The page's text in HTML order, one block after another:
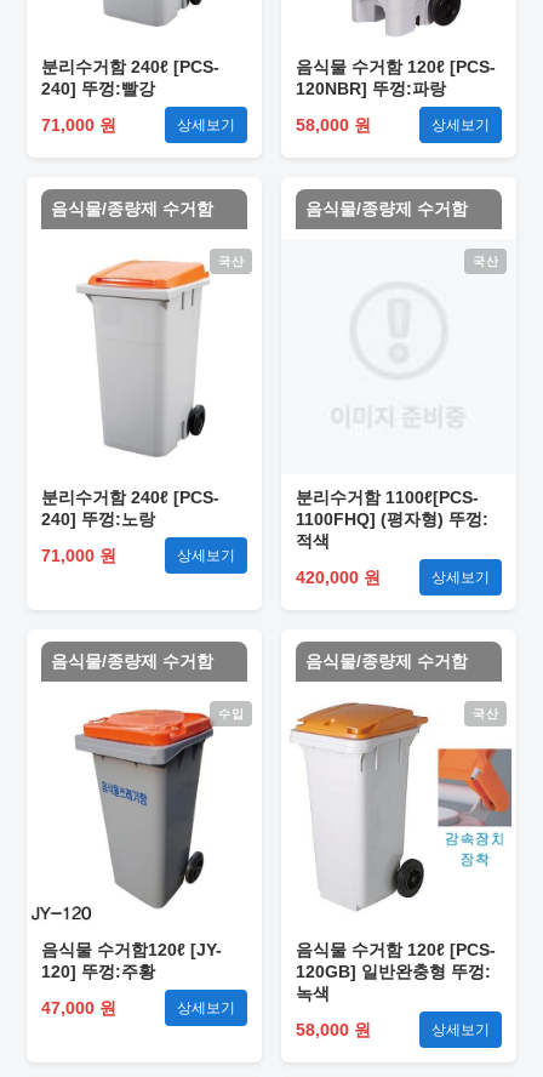
분리수거함 240ℓ [PCS-
240] 뚜껑:빨강
71,000 원
상세보기
음식물 수거함 120ℓ [PCS-
120NBR] 뚜껑:파랑
58,000 원
상세보기
음식물/종량제 수거함
국산
분리수거함 240ℓ [PCS-
240] 뚜껑:노랑
71,000 원
상세보기
음식물/종량제 수거함
국산
분리수거함 1100ℓ[PCS-
1100FHQ] (평자형) 뚜껑:
적색
420,000 원
상세보기
음식물/종량제 수거함
수입
음식물 수거함120ℓ [JY-
120] 뚜껑:주황
47,000 원
상세보기
음식물/종량제 수거함
국산
음식물 수거함 120ℓ [PCS-
120GB] 일반완충형 뚜껑:
녹색
58,000 원
상세보기